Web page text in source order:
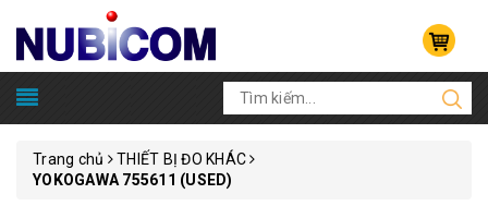
Trang chủ
THIẾT BỊ ĐO KHÁC
YOKOGAWA 755611 (USED)